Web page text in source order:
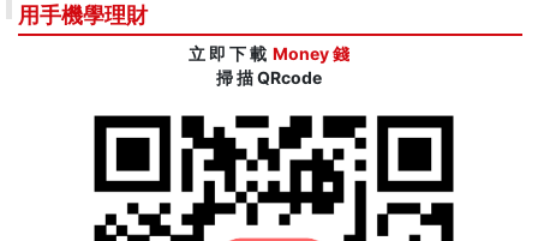
用手機學理財
立 即 下 載 Money 錢
掃 描 QRcode